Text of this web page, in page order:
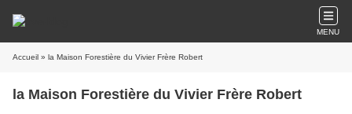
MENU
Accueil » la Maison Forestière du Vivier Frère Robert
la Maison Forestière du Vivier Frère Robert